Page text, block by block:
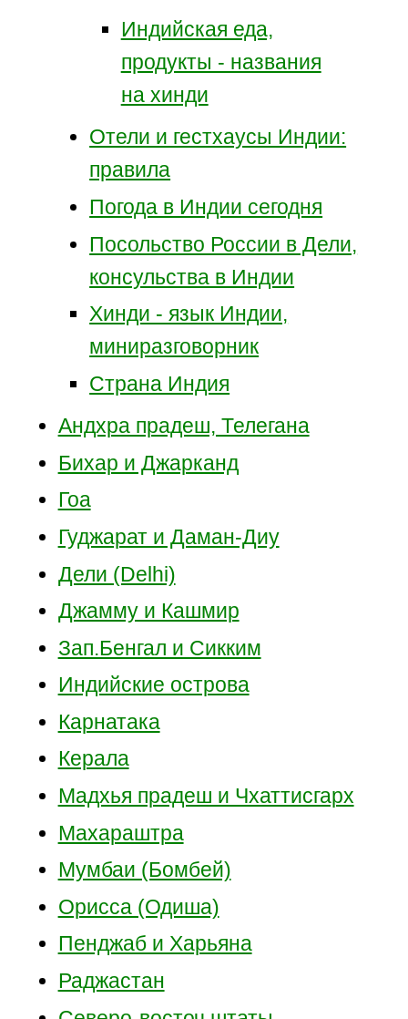
Индийская еда,
продукты - названия
на хинди
Отели и гестхаусы Индии:
правила
Погода в Индии сегодня
Посольство России в Дели,
консульства в Индии
Хинди - язык Индии,
миниразговорник
Страна Индия
Андхра прадеш, Телегана
Бихар и Джарканд
Гоа
Гуджарат и Даман-Диу
Дели (Delhi)
Джамму и Кашмир
Зап.Бенгал и Сикким
Индийские острова
Карнатака
Керала
Мадхья прадеш и Чхаттисгарх
Махараштра
Мумбаи (Бомбей)
Орисса (Одиша)
Пенджаб и Харьяна
Раджастан